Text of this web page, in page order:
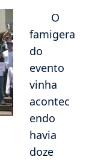
O
famigera
do
evento
vinha
acontec
endo
havia
doze